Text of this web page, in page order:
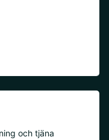
och tjäna